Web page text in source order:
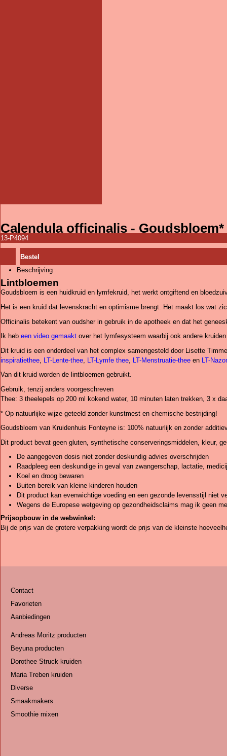
Calendula officinalis - Goudsbloem*
13-P4094
Bestel
Beschrijving
Lintbloemen
Goudsbloem is een huidkruid en lymfekruid, het werkt ontgiftend en
Het is een kruid dat levenskracht en optimisme brengt. Het maakt los wat
Officinalis betekent van oudsher in gebruik in de apotheek en dat het
Ik heb een video gemaakt over het lymfesysteem waarbij ook andere
Dit kruid is een onderdeel van het complex samengesteld door Lisette
inspiratiethee
LT-Lente-thee LT-Lymfe thee LT-Menstruatie-thee en
LT-
Van dit kruid worden de lintbloemen gebruikt.
Gebruik, tenzij anders voorgeschreven
Thee: 3 theelepels op 200 ml kokend water, 10 minuten laten trekken, 3 x
* Op natuurlijke wijze geteeld zonder kunstmest en chemische bestrijding!
Goudsbloem van Kruidenhuis Fonteyne is: 100% natuurlijk en zonder
Dit product bevat geen gluten, synthetische conserveringsmiddelen, kleur,
De aangegeven dosis niet zonder deskundig advies overschrijden
Raadpleeg een deskundige in geval van zwangerschap, lactatie,
Koel en droog bewaren
Buiten bereik van kleine kinderen houden
Dit product kan evenwichtige voeding en een gezonde levensstijl niet
Wegens de Europese wetgeving op gezondheidsclaims mag ik geen
Prijsopbouw in de webwinkel:
Bij de prijs van de grotere verpakking wordt de prijs van de kleinste
Contact
Favorieten
Aanbiedingen
Andreas Moritz producten
Beyuna producten
Dorothee Struck kruiden
Maria Treben kruiden
Diverse
Smaakmakers
Smoothie mixen